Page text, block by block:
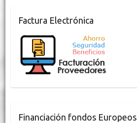
Factura Electrónica
Financiación fondos Europeos